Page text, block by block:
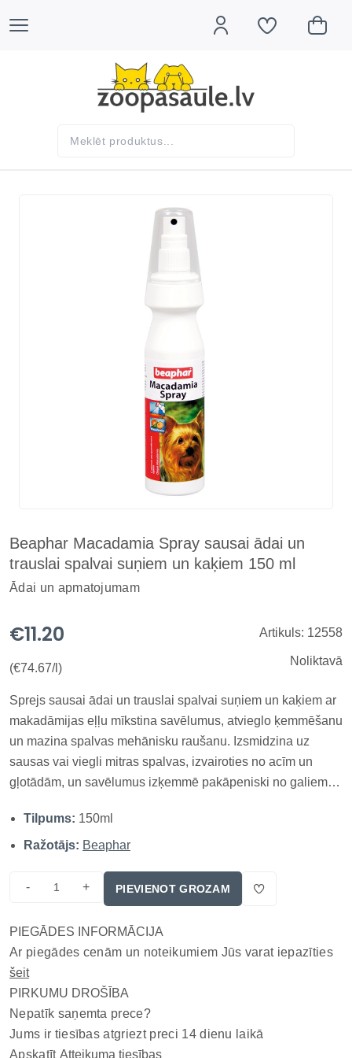
Beaphar Macadamia Spray sausai ādai un
trauslai spalvai suņiem un kaķiem 150 ml
Ādai un apmatojumam
€11.20
(€74.67/l)
Artikuls: 12558
Noliktavā
Sprejs sausai ādai un trauslai spalvai suņiem un kaķiem ar
makadāmijas eļļu mīkstina savēlumus, atvieglo ķemmēšanu
un mazina spalvas mehānisku raušanu. Izsmidzina uz
sausas vai viegli mitras spalvas, izvairoties no acīm un
gļotādām, un savēlumus izķemmē pakāpeniski no galiem.
blāvas spalvas kosmētiskai kopšanai, lai uzlabotu elastību
un atvi...
Tilpums: 150ml
Ražotājs: Beaphar
- + PIEVIENOT GROZAM
PIEGĀDES INFORMĀCIJA
Ar piegādes cenām un noteikumiem Jūs varat iepazīties
šeit
PIRKUMU DROŠĪBA
Nepatīk saņemta prece?
Jums ir tiesības atgriezt preci 14 dienu laikā
Apskatīt Atteikuma tiesības